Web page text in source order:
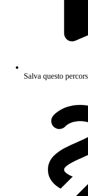
Salva questo